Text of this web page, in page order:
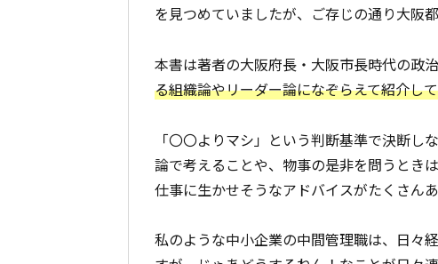
を見つめていましたが、ご存じの通り大阪
本書は著者の大阪府長・大阪市長時代の政
る組織論やリーダー論になぞらえて紹介し
「〇〇よりマシ」という判断基準で決断
論で考えることや、物事の是非を問うとき
仕事に生かせそうなアドバイスがたくさんあ
私のような中小企業の中間管理職は、日々